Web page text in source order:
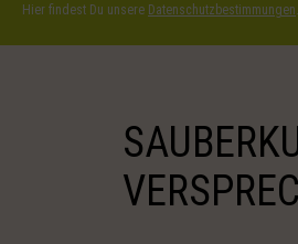
Hier findest Du unsere Datenschutzbestimmungen